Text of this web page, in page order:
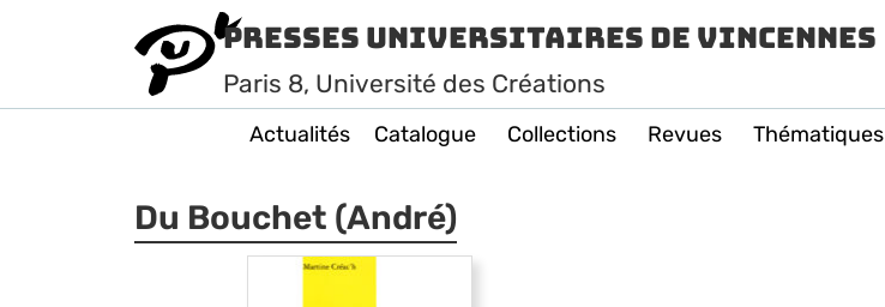
Presses Universitaires de Vincennes
Paris 8, Université des Créations
Actualités Catalogue Collections Revues Thématiques
Du Bouchet (André)